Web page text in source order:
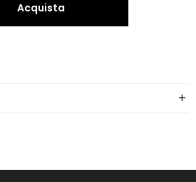
Acquista